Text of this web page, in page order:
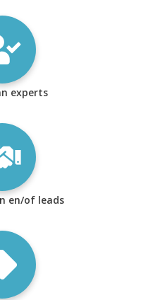
experts
en/of leads